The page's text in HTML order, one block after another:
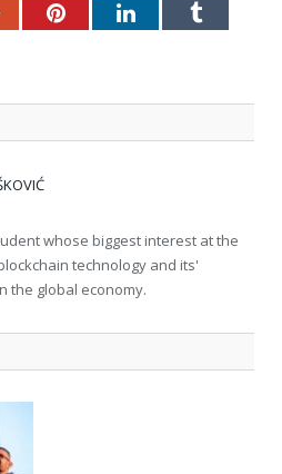
Google+PinterestLinkedInTumblr
whose biggest interest at the
technology and its'
the global economy.